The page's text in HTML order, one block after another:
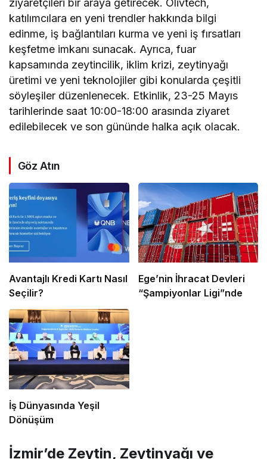
ziyaretçileri bir araya getirecek. Olivtech,
katılımcılara en yeni trendler hakkında bilgi
edinme, iş bağlantıları kurma ve yeni iş fırsatları
keşfetme imkanı sunacak. Ayrıca, fuar
kapsamında zeytincilik, iklim krizi, zeytinyağı
üretimi ve yeni teknolojiler gibi konularda çeşitli
söyleşiler düzenlenecek. Etkinlik, 23-25 Mayıs
tarihlerinde saat 10:00-18:00 arasında ziyaret
edilebilecek ve son gününde halka açık olacak.
Göz Atın
Avantajlı Kredi Kartı Nasıl
Seçilir?
Ege’nin İhracat Devleri
“Şampiyonlar Ligi”nde
İş Dünyasında Yeşil
Dönüşüm
İzmir’de Zeytin, Zeytinyağı ve